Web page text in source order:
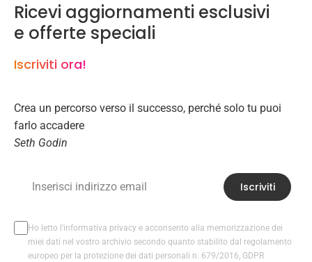
Ricevi aggiornamenti esclusivi
e offerte speciali
Iscriviti ora!
Crea un percorso verso il successo, perché solo tu puoi
farlo accadere
Seth Godin
Ho letto l'informativa privacy e acconsento alla memorizzazione dei
miei dati nel vostro archivio secondo quanto stabilito dal regolamento
europeo per la protezione dei dati personali n. 679/2016, GDPR
Iscriviti